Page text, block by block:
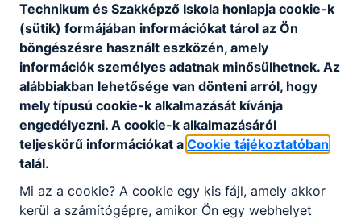
A cégek számára a duális képzés hosszú távú
befektetés, mert így állandó kapcsolatban
lehetnek jól képzett pályakezdő
szakemberekkel, akikkel már tanulmányaik
során partneri együttműködés alakul ki. A
diákokat még jobb teljesítményre
ösztönözheti a tanulásban az, hogy
tanulmányaik végén, ha jól teljesítenek, egy
Technikum és Szakképző Iskola honlapja cookie-k
(sütik) formájában információkat tárol az Ön
böngészésre használt eszközén, amely
információk személyes adatnak minősülhetnek. Az
alábbiakban lehetősége van dönteni arról, hogy
mely típusú cookie-k alkalmazását kívánja
engedélyezni. A cookie-k alkalmazásáról
teljeskörű információkat a Cookie tájékoztatóban
talál.
Mi az a cookie? A cookie egy kis fájl, amely akkor
kerül a számítógépre, amikor Ön egy webhelyet